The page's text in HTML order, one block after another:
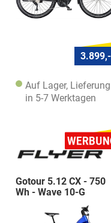
Auf Lager, Lieferung
in 5-7 Werktagen
Gotour 5.12 CX - 750
Wh - Wave 10-G